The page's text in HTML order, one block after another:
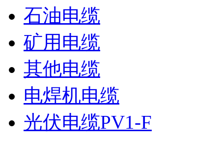
石油电缆
矿用电缆
其他电缆
电焊机电缆
光伏电缆PV1-F